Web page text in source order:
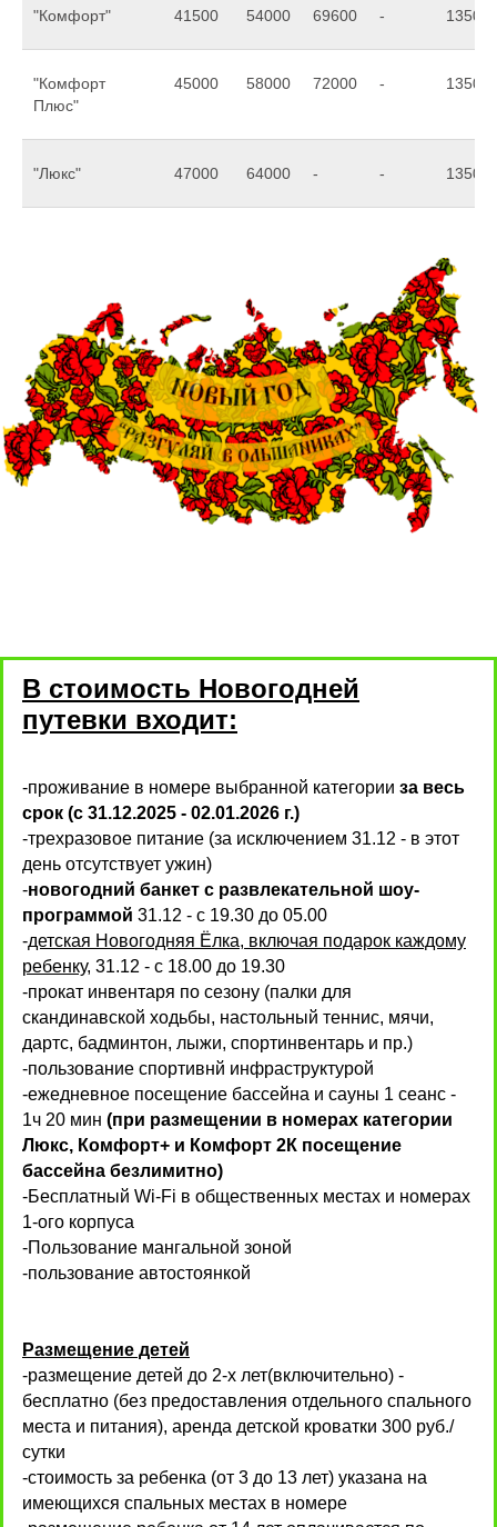
"Комфорт" 41500 54000 69600 - 13500
"Комфорт
Плюс"
45000 58000 72000 - 13500
"Люкс" 47000 64000 - - 13500
В стоимость Новогодней
путевки входит:
-проживание в номере выбранной категории за весь
срок (c 31.12.2025 - 02.01.2026 г.)
-трехразовое питание (за исключением 31.12 - в этот
день отсутствует ужин)
-новогодний банкет с развлекательной шоу-
программой 31.12 - с 19.30 до 05.00
-детская Новогодняя Ёлка, включая подарок каждому
ребенку, 31.12 - с 18.00 до 19.30
-прокат инвентаря по сезону (палки для
скандинавской ходьбы, настольный теннис, мячи,
дартс, бадминтон, лыжи, спортинвентарь и пр.)
-пользование спортивнй инфраструктурой
-ежедневное посещение бассейна и сауны 1 сеанс -
1ч 20 мин (при размещении в номерах категории
Люкс, Комфорт+ и Комфорт 2К посещение
бассейна безлимитно)
-Бесплатный Wi-Fi в общественных местах и номерах
1-ого корпуса
-Пользование мангальной зоной
-пользование автостоянкой
Размещение детей
-размещение детей до 2-х лет(включительно) -
бесплатно (без предоставления отдельного спального
места и питания), аренда детской кроватки 300 руб./
сутки
-стоимость за ребенка (от 3 до 13 лет) указана на
имеющихся спальных местах в номере